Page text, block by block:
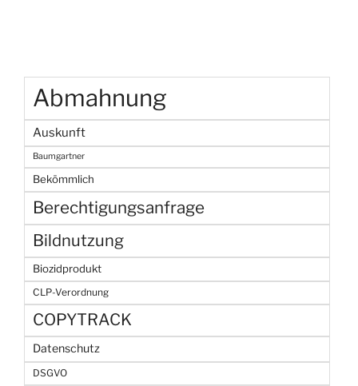
Abmahnung
Auskunft
Baumgartner
Bekömmlich
Berechtigungsanfrage
Bildnutzung
Biozidprodukt
CLP-Verordnung
COPYTRACK
Datenschutz
DSGVO